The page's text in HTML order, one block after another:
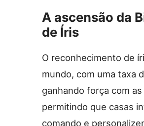
A ascensão da
de Íris
O reconhecimento de
mundo, com uma taxa
ganhando força com
permitindo que casas
comando e